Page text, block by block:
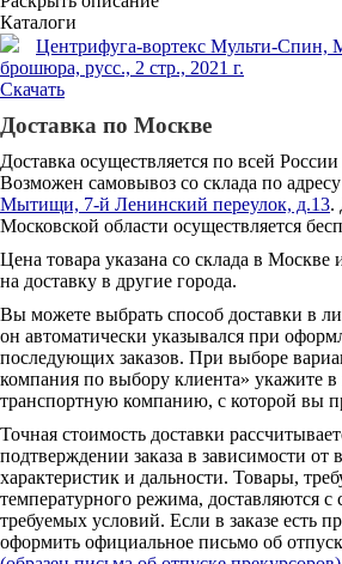
Каталоги
Центрифуга-вортекс Мульти-Cпин,
брошюра, русс., 2 стр., 2021 г.
Скачать
Доставка по Москве
Доставка осуществляется по всей
Возможен самовывоз со склада по адресу
Мытищи, 7-й Ленинский переулок, д.13.
Московской области осуществляется
Цена товара указана со склада в Москве
на доставку в другие города.
Вы можете выбрать способ доставки в
он автоматически указывался при
последующих заказов. При выборе
компания по выбору клиента» укажите
транспортную компанию, с которой вы
Точная стоимость доставки
подтверждении заказа в зависимости от
характеристик и дальности. Товары,
температурного режима, доставляются
требуемых условий. Если в заказе есть
оформить официальное письмо об